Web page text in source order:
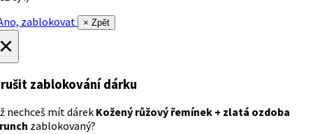
zablokovat
× Zpět
zablokování dárku
nechceš mít dárek Kožený růžový řemínek + zlatá ozdoba
zablokovaný?